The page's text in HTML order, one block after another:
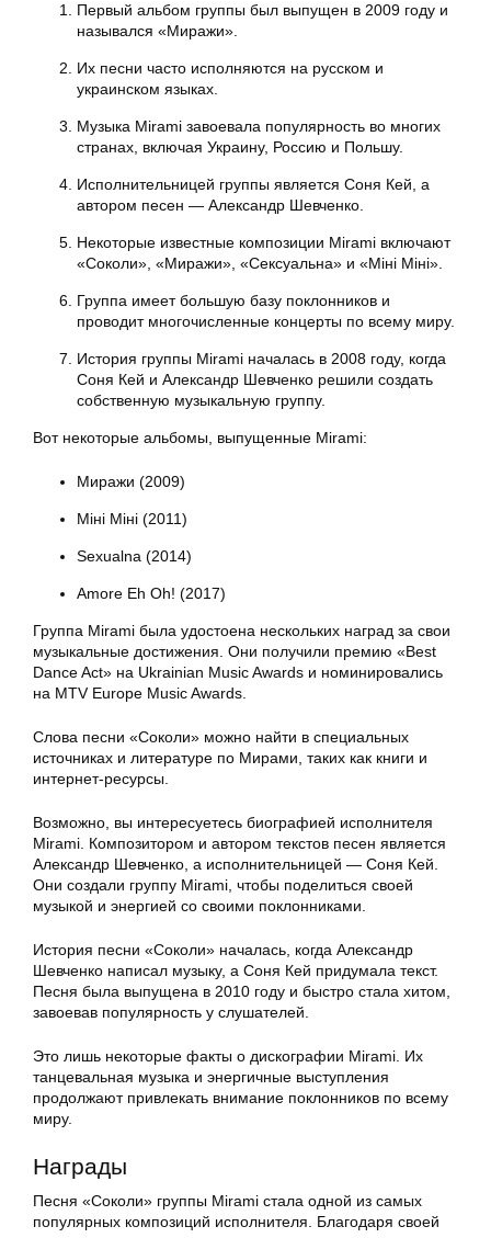
Первый альбом группы был выпущен в 2009 году и
назывался «Миражи».
Их песни часто исполняются на русском и
украинском языках.
Музыка Mirami завоевала популярность во многих
странах, включая Украину, Россию и Польшу.
Исполнительницей группы является Соня Кей, а
автором песен — Александр Шевченко.
Некоторые известные композиции Mirami включают
«Соколи», «Миражи», «Сексуальна» и «Міні Міні».
Группа имеет большую базу поклонников и
проводит многочисленные концерты по всему миру.
История группы Mirami началась в 2008 году, когда
Соня Кей и Александр Шевченко решили создать
собственную музыкальную группу.
Вот некоторые альбомы, выпущенные Mirami:
Миражи (2009)
Міні Міні (2011)
Sexualna (2014)
Amore Eh Oh! (2017)
Группа Mirami была удостоена нескольких наград за свои
музыкальные достижения. Они получили премию «Best
Dance Act» на Ukrainian Music Awards и номинировались
на MTV Europe Music Awards.
Слова песни «Соколи» можно найти в специальных
источниках и литературе по Мирами, таких как книги и
интернет-ресурсы.
Возможно, вы интересуетесь биографией исполнителя
Mirami. Композитором и автором текстов песен является
Александр Шевченко, а исполнительницей — Соня Кей.
Они создали группу Mirami, чтобы поделиться своей
музыкой и энергией со своими поклонниками.
История песни «Соколи» началась, когда Александр
Шевченко написал музыку, а Соня Кей придумала текст.
Песня была выпущена в 2010 году и быстро стала хитом,
завоевав популярность у слушателей.
Это лишь некоторые факты о дискографии Mirami. Их
танцевальная музыка и энергичные выступления
продолжают привлекать внимание поклонников по всему
миру.
Награды
Песня «Соколи» группы Mirami стала одной из самых
популярных композиций исполнителя. Благодаря своей